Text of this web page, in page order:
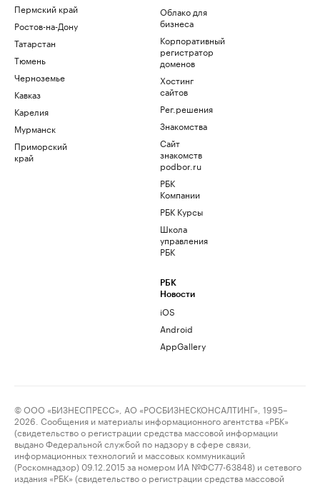
Пермский край
Ростов-на-Дону
Татарстан
Тюмень
Черноземье
Кавказ
Карелия
Мурманск
Приморский
край
Облако для
бизнеса
Корпоративный
регистратор
доменов
Хостинг
сайтов
Рег.решения
Знакомства
Сайт
знакомств
podbor.ru
РБК
Компании
РБК Курсы
Школа
управления
РБК
РБК
Новости
iOS
Android
AppGallery
© ООО «БИЗНЕСПРЕСС», АО «РОСБИЗНЕСКОНСАЛТИНГ», 1995–
2026. Сообщения и материалы информационного агентства «РБК»
(свидетельство о регистрации средства массовой информации
выдано Федеральной службой по надзору в сфере связи,
информационных технологий и массовых коммуникаций
(Роскомнадзор) 09.12.2015 за номером ИА №ФС77-63848) и сетевого
издания «РБК» (свидетельство о регистрации средства массовой